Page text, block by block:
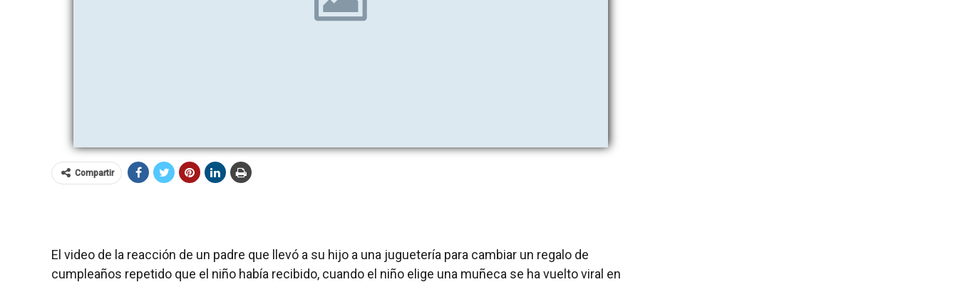
Compartir
El video de la reacción de un padre que llevó a su hijo a una juguetería para cambiar un regalo de
cumpleaños repetido que el niño había recibido, cuando el niño elige una muñeca se ha vuelto viral en